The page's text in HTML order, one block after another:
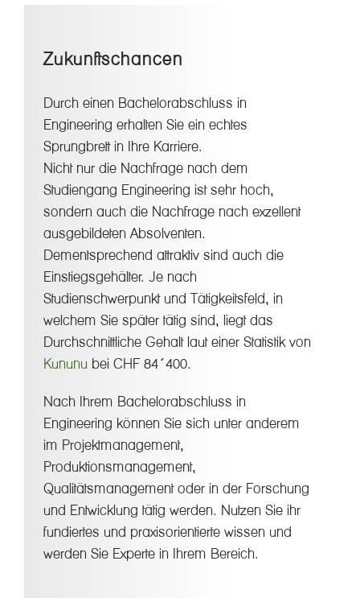
Zukunftschancen
Durch einen Bachelorabschluss in
Engineering erhalten Sie ein echtes
Sprungbrett in Ihre Karriere.
Nicht nur die Nachfrage nach dem
Studiengang Engineering ist sehr hoch,
sondern auch die Nachfrage nach exzellent
ausgebildeten Absolventen.
Dementsprechend attraktiv sind auch die
Einstiegsgehälter. Je nach
Studienschwerpunkt und Tätigkeitsfeld, in
welchem Sie später tätig sind, liegt das
Durchschnittliche Gehalt laut einer Statistik von
Kununu bei CHF 84´400.
Nach Ihrem Bachelorabschluss in
Engineering können Sie sich unter anderem
im Projektmanagement,
Produktionsmanagement,
Qualitätsmanagement oder in der Forschung
und Entwicklung tätig werden. Nutzen Sie ihr
fundiertes und praxisorientierte wissen und
werden Sie Experte in Ihrem Bereich.